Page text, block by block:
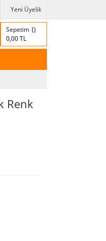
Yeni Üyelik
Sepetim
0,00 TL
Renk